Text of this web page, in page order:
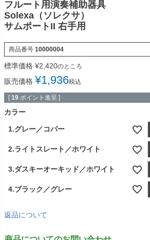
フルート用演奏補助器具
Solexa（ソレクサ）
サムポートII 右手用
商品番号 10000004
標準価格 ¥2,420のところ
販売価格 ¥1,936税込
[ 19 ポイント進呈 ]
カラー
1.グレー／コパー
2.ライトスレート／ホワイト
3.ダスキーオーキッド／ホワイト
4.ブラック／グレー
返品について